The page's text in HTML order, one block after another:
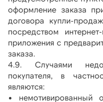
оформление заказа
договора купли-
посредством
приложения с
заказа.
4.9. Случаями
покупателя, в
являются:
• немотивированный